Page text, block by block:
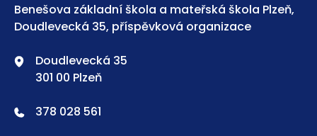
Benešova základní škola a mateřská škola Plzeň,
Doudlevecká 35, příspěvková organizace
Doudlevecká 35
301 00 Plzeň
378 028 561